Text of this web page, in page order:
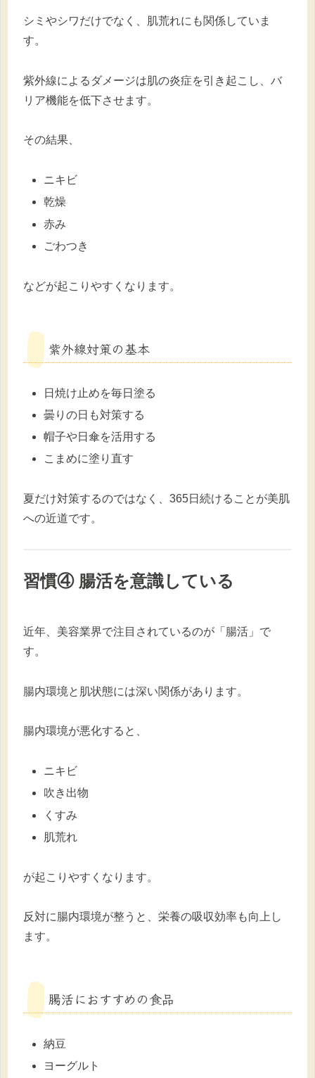
シミやシワだけでなく、肌荒れにも関係していま
す。
紫外線によるダメージは肌の炎症を引き起こし、バ
リア機能を低下させます。
その結果、
ニキビ
乾燥
赤み
ごわつき
などが起こりやすくなります。
紫外線対策の基本
日焼け止めを毎日塗る
曇りの日も対策する
帽子や日傘を活用する
こまめに塗り直す
夏だけ対策するのではなく、365日続けることが美肌
への近道です。
習慣④ 腸活を意識している
近年、美容業界で注目されているのが「腸活」で
す。
腸内環境と肌状態には深い関係があります。
腸内環境が悪化すると、
ニキビ
吹き出物
くすみ
肌荒れ
が起こりやすくなります。
反対に腸内環境が整うと、栄養の吸収効率も向上し
ます。
腸活におすすめの食品
納豆
ヨーグルト